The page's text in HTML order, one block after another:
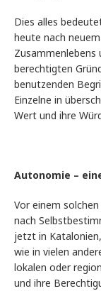
Dies alles
heute nach
Zusammenlebens
berechtigten
benutzenden
Einzelne in
Wert und ihre
Autonomie –
Vor einem
nach
jetzt in
wie in vielen
lokalen oder
und ihre